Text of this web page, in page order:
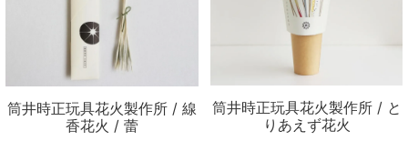
筒井時正玩具花火製作所 / 線
香花火 / 蕾
筒井時正玩具花火製作所 / と
りあえず花火